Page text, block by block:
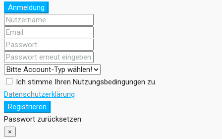
Anmeldung
Ich stimme Ihren Nutzungsbedingungen zu.
Datenschutzerklärung
Registrieren
Passwort zurücksetzen
×